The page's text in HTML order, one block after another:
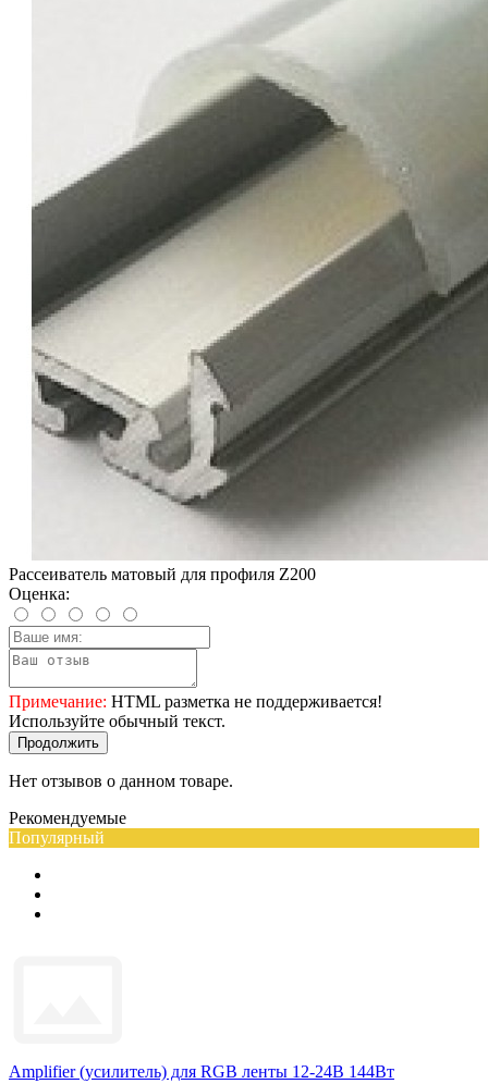
Рассеиватель матовый для профиля Z200
Оценка:
Примечание: HTML разметка не поддерживается!
Используйте обычный текст.
Продолжить
Нет отзывов о данном товаре.
Рекомендуемые
Популярный
Amplifier (усилитель) для RGB ленты 12-24В 144Вт